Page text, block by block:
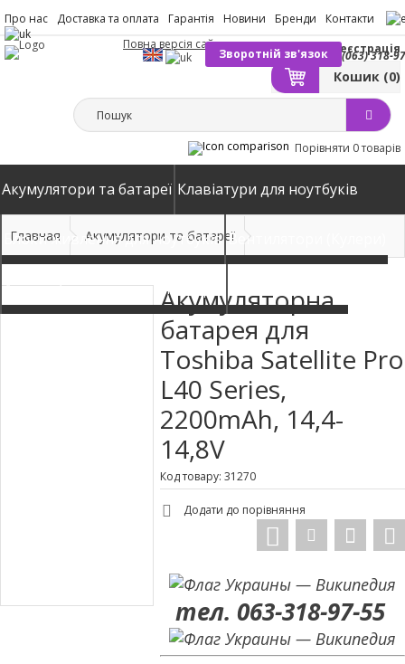
Про нас Доставка та оплата Гарантія Новини Бренди Контакти
(063) 318-
Зворотній зв'язок
Вхід Реєстрація
Кошик (0)
Повна версія сайту
Порівняти 0 товарів
Акумулятори та батареї Клавіатури для ноутбуків
Блоки живлення для ноутбуків Вентилятори (Кулери)
Автомобільні зарядні пристрої
Главная Акумулятори та батареї
Акумуляторна
батарея для
Toshiba Satellite Pro
L40 Series,
2200mAh, 14,4-
14,8V
Код товару: 31270
Додати до порівняння
тел. 063-318-97-55